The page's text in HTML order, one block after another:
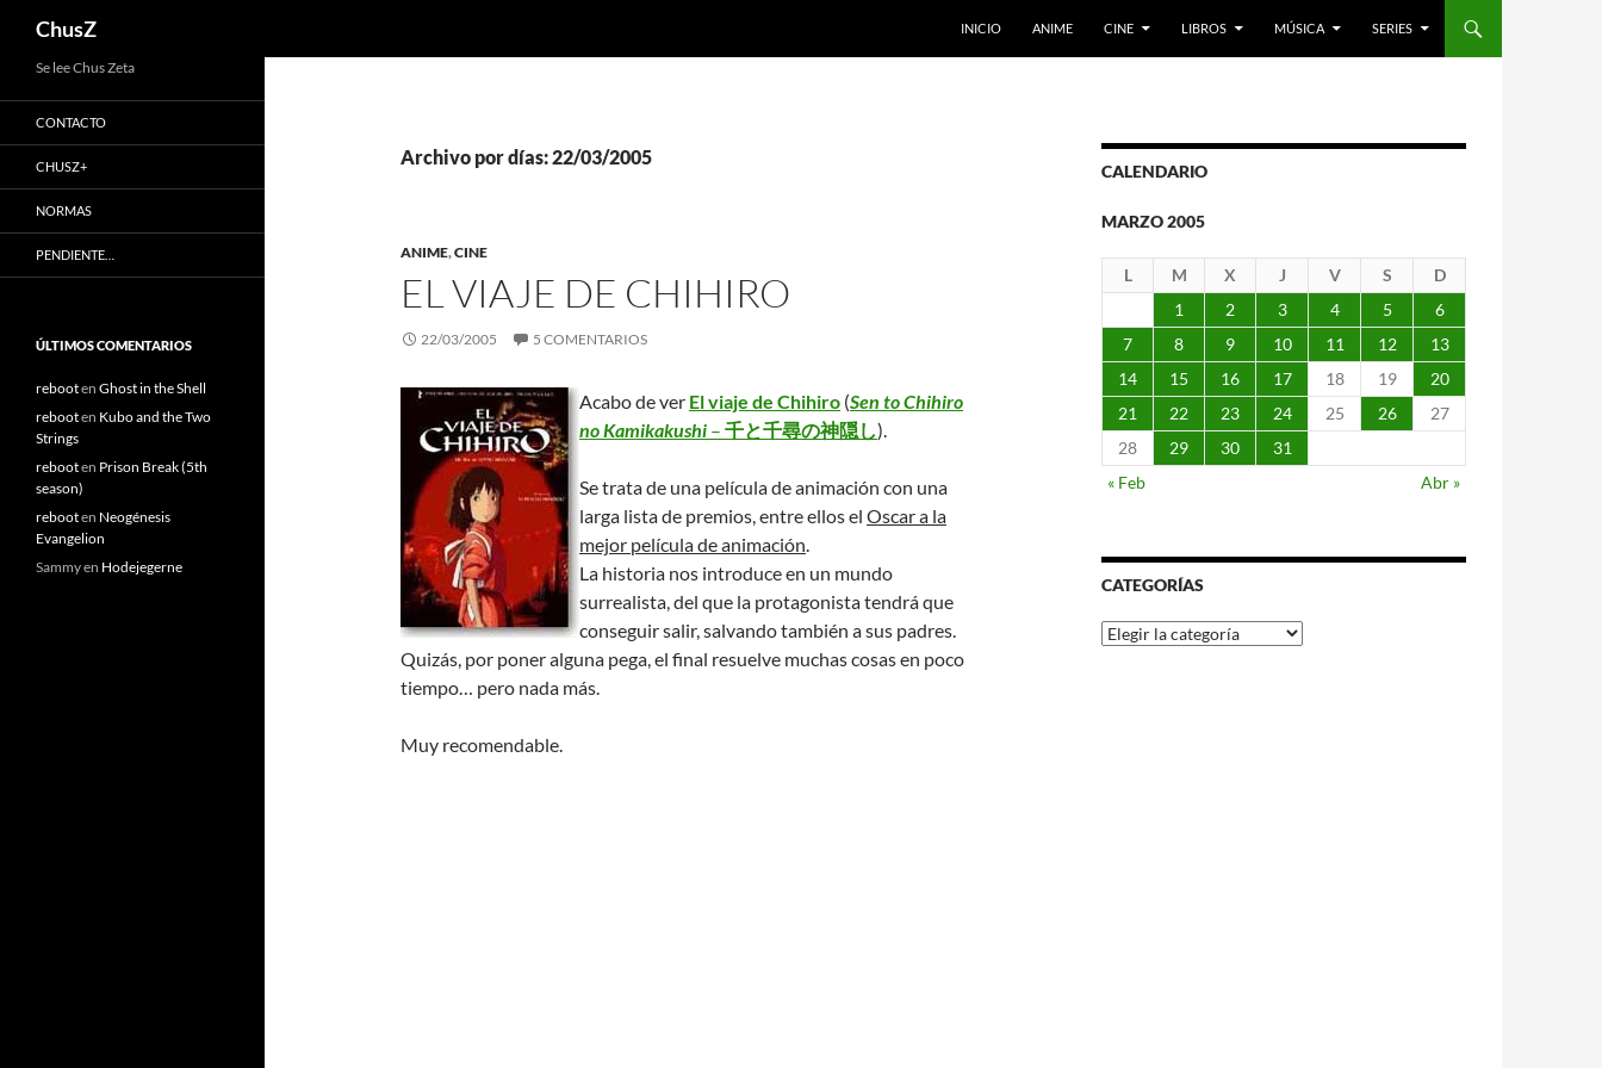
Saltar
al
contenido
ChusZ INICIO ANIME CINE LIBROS MÚSICA SERIES
Archivo por días: 22/03/2005
ANIME,CINE
EL VIAJE DE CHIHIRO
22/03/2005 5 COMENTARIOS
Acabo de ver El viaje de Chihiro (Sen to Chihiro
no Kamikakushi – 千と千尋の神隠し).
Se trata de una película de animación con una
larga lista de premios, entre ellos el Oscar a la
mejor película de animación.
La historia nos introduce en un mundo
surrealista, del que la protagonista tendrá que
conseguir salir, salvando también a sus padres.
Quizás, por poner alguna pega, el final resuelve muchas cosas en poco
tiempo… pero nada más.
Muy recomendable.
CALENDARIO
MARZO 2005
L M X J V S
D
1
2 3 4 5
6
7
8 9 10 11 12
13
14
15 16 17 18 19
20
21
22 23 24 25 26
27
28
29 30
31
« Feb
Abr »
CATEGORÍAS
Categorías
Se lee Chus Zeta
CONTACTO
CHUSZ+
NORMAS
PENDIENTE…
ÚLTIMOS COMENTARIOS
rebooten Ghost in the Shell
rebooten Kubo and the Two
Strings
rebooten Prison Break (5th
season)
rebooten Neogénesis
Evangelion
Sammyen Hodejegerne